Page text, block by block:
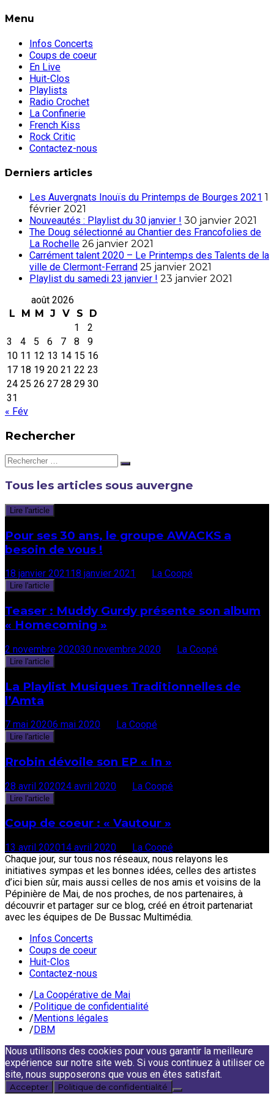
Menu
Infos Concerts
Coups de coeur
En Live
Huit-Clos
Playlists
Radio Crochet
La Confinerie
French Kiss
Rock Critic
Contactez-nous
Derniers articles
Les Auvergnats Inouïs du Printemps de Bourges 2021 1
février 2021
Nouveautés : Playlist du 30 janvier ! 30 janvier 2021
The Doug sélectionné au Chantier des Francofolies de
La Rochelle 26 janvier 2021
Carrément talent 2020 – Le Printemps des Talents de la
ville de Clermont-Ferrand 25 janvier 2021
Playlist du samedi 23 janvier ! 23 janvier 2021
août 2026
L
M M J V S
D
1
2
3
4 5 6 7 8
9
10 11 12 13 14 15 16
17 18 19 20 21 22 23
24 25 26 27 28 29 30
31
« Fév
Rechercher
Rechercher:
Tous les articles sous auvergne
Lire l'article
Pour ses 30 ans, le groupe AWACKS a
besoin de vous !
18 janvier 2021 18 janvier 2021 La Coopé
Lire l'article
Teaser : Muddy Gurdy présente son album
« Homecoming »
2 novembre 202030 novembre 2020 La Coopé
Lire l'article
La Playlist Musiques Traditionnelles de
l’Amta
7 mai 20206 mai 2020 La Coopé
Lire l'article
Rrobin dévoile son EP « In »
28 avril 202024 avril 2020 La Coopé
Lire l'article
Coup de coeur : « Vautour »
13 avril 202014 avril 2020
La Coopé
Chaque jour, sur tous nos réseaux, nous relayons les
initiatives sympas et les bonnes idées, celles des artistes
d’ici bien sûr, mais aussi celles de nos amis et voisins de la
Pépinière de Mai, de nos proches, de nos partenaires, à
découvrir et partager sur ce blog, créé en étroit partenariat
avec les équipes de De Bussac Multimédia.
Infos Concerts
Coups de coeur
Huit-Clos
Contactez-nous
/La Coopérative de Mai
/Politique de confidentialité
/Mentions légales
/DBM
Nous utilisons des cookies pour vous garantir la meilleure
expérience sur notre site web. Si vous continuez à utiliser ce
site, nous supposerons que vous en êtes satisfait.
Accepter Politique de confidentialité